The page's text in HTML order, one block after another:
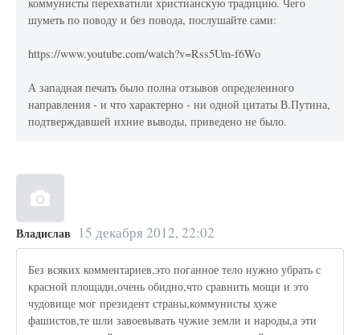
шуметь по поводу и без повода, послушайте сами:
https://www.youtube.com/watch?v=Rss5Um-f6Wo
А западная печать было полна отзывов определенного
направления - и что характерно - ни одной цитаты В.Путина,
подтверждавшей ихние выводы, приведено не было.
Владислав 15 декабря 2012, 22:02
Без всяких комментариев,это поганное тело нужно убрать с
красной площади,очень обидно,что сравнить мощи и это
чудовище мог президент страны,коммунисты хуже
фашистов,те шли завоевывать чужие земли и народы,а эти